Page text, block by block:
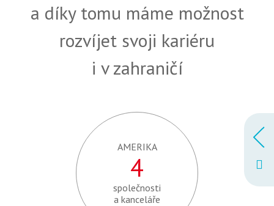
a díky tomu máme možnost
rozvíjet svoji kariéru
i v zahraničí
AMERIKA
4
společnosti
a kanceláře